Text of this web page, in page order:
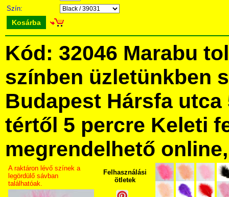
Szín:
Kosárba
Kód: 32046 Marabu
színben üzletünkben
Budapest Hársfa utca
tértől 5 percre Keleti
megrendelhető
A raktáron lévő színek a
legördülő sávban
találhatóak.
Felhasználási
ötletek